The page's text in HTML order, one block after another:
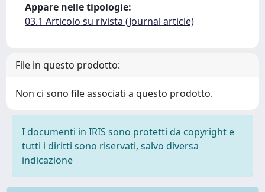
Appare nelle tipologie:
03.1 Articolo su rivista (Journal article)
File in questo prodotto:
Non ci sono file associati a questo prodotto.
I documenti in IRIS sono protetti da copyright e
tutti i diritti sono riservati, salvo diversa
indicazione